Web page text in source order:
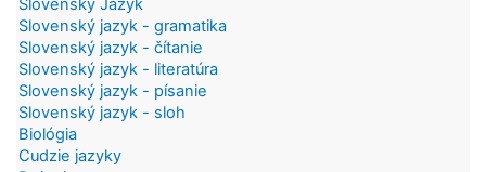
Slovenský jazyk - gramatika
Slovenský jazyk - čítanie
Slovenský jazyk - literatúra
Slovenský jazyk - písanie
Slovenský jazyk - sloh
Biológia
Cudzie jazyky